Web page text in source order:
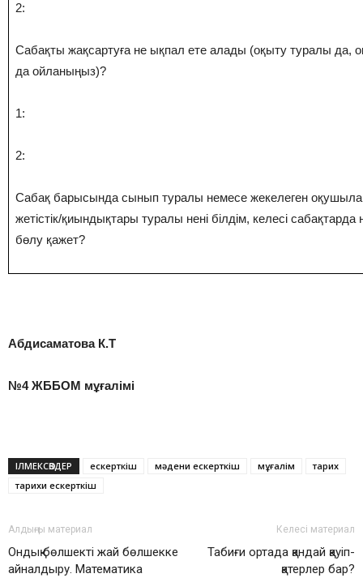
2:
Сабақты жақсартуға не ықпал ете алады (оқыту туралы да,
да ойланыңыз)?
1:
2:
Сабақ барысында сынып туралы немесе жекелеген
жетістік/қиындықтары туралы нені білдім, келесі сабақтарда
бөлу қажет?
Абдисаматова К.Т
№4 ЖББОМ мұғалімі
ІЛМЕКСӨЗДЕР ескерткіш мәдени ескерткіш мұғалім
тарих
тарихи ескерткіш
Алдыңғы материал
Ондық бөлшекті жай бөлшекке
айналдыру. Математика
Келесі материал
Табиғи ортада қандай қауіп-
қатерлер бар?